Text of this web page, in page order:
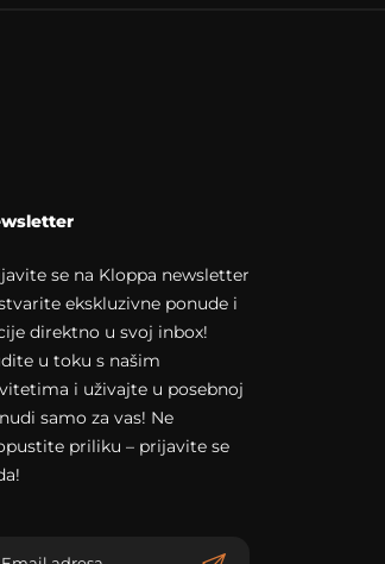
se na Kloppa newsletter
ekskluzivne ponude i
direktno u svoj inbox!
u toku s našim
i uživajte u posebnoj
samo za vas! Ne
priliku – prijavite se